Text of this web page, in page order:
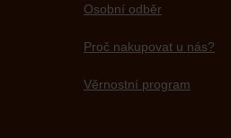
Osobní odběr
Proč nakupovat u nás?
Věrnostní program